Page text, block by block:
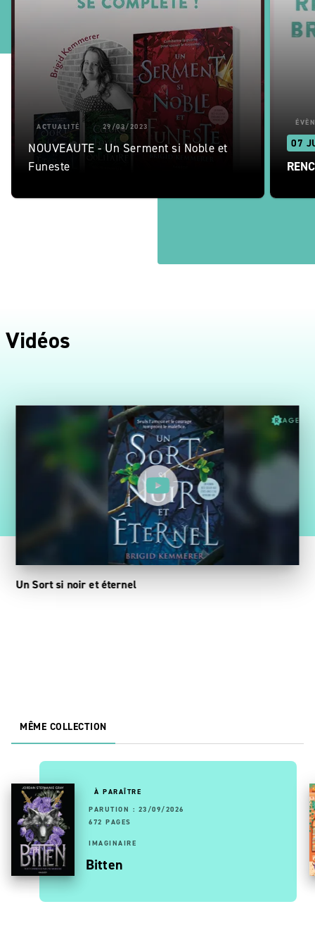
ACTUALITÉ 29/03/2023
NOUVEAUTE - Un Serment si Noble et
Funeste
07
Vidéos
Un Sort si noir et éternel
MÊME COLLECTION
À PARAÎTRE
PARUTION : 23/09/2026
672 PAGES
IMAGINAIRE
Bitten